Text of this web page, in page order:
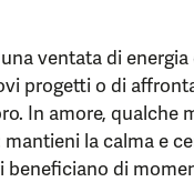
ventata di
progetti o di
In amore, qualche
la calma e
beneficiano di